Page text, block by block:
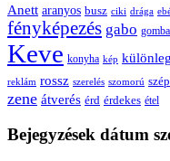
Anett aranyos busz ciki drága
fényképezés gabo gomba
Keve konyha kép
reklám rossz szerelés szomorú szép
zene átverés érd érdekes étel
Bejegyzések dátum